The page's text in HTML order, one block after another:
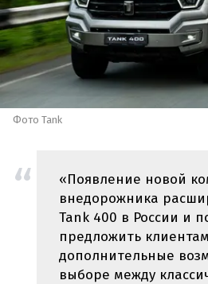
Фото Tank
«Появление новой
внедорожника
Tank 400 в России и
предложить клиентам
дополнительные
выборе между